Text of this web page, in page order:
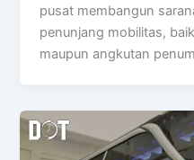
pusat membangun
penunjang mobilitas,
maupun angkutan